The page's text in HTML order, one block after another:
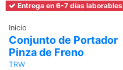
Entrega en 6-7 días laborables
Inicio
Conjunto de Portador
Pinza de Freno
TRW